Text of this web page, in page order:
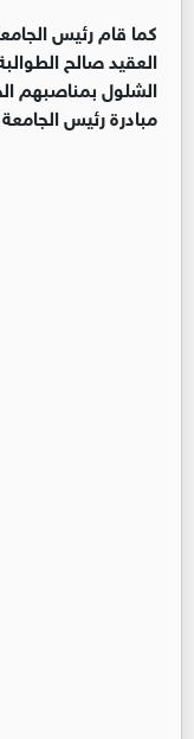
كما قام رئيس
العقيد صالح
الشلول بمناصبهم
مبادرة رئيس